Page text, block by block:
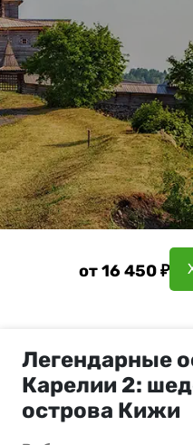
от 16 450 ₽
Легендарные
Карелии 2:
острова Кижи